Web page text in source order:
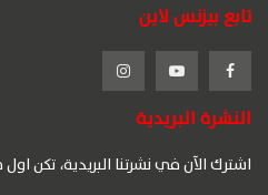
تابع بيزنس لاين
النشرة البريدية
اشترك الآن في نشرتنا البريدية، تكن